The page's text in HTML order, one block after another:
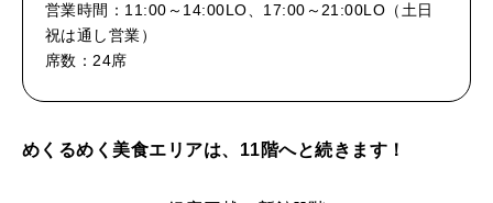
営業時間：11:00～14:00LO、17:00～21:00LO（土日
祝は通し営業）
席数：24席
めくるめく美食エリアは、11階へと続きます！